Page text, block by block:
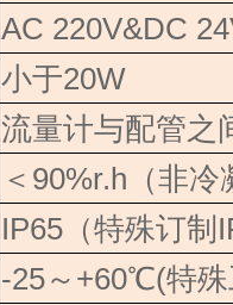
AC 220V&DC
小于20W
流量计与配管之
＜ 90%r.h （非冷
IP65 （特殊订制
-25～ +60℃(特殊